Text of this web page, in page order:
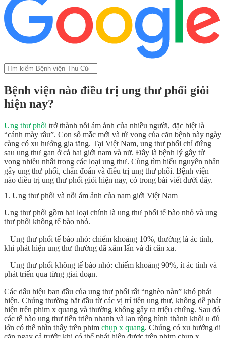
Bệnh viện nào điều trị ung thư phổi giỏi
hiện nay?
Ung thư phổi trở thành nỗi ám ảnh của nhiều người, đặc biệt là
“cánh mày râu”. Con số mắc mới và tử vong của căn bệnh này ngày
càng có xu hướng gia tăng. Tại Việt Nam, ung thư phổi chỉ đứng
sau ung thư gan ở cả hai giới nam và nữ. Đây là bệnh lý gây tử
vong nhiều nhất trong các loại ung thư. Cùng tìm hiểu nguyên nhân
gây ung thư phổi, chẩn đoán và điều trị ung thư phổi. Bệnh viện
nào điều trị ung thư phổi giỏi hiện nay, có trong bài viết dưới đây.
1. Ung thư phổi và nỗi ám ảnh của nam giới Việt Nam
Ung thư phổi gồm hai loại chính là ung thư phổi tế bào nhỏ và ung
thư phổi không tế bào nhỏ.
– Ung thư phổi tế bào nhỏ: chiếm khoảng 10%, thường là ác tính,
khi phát hiện ung thư thường đã xâm lấn và di căn xa.
– Ung thư phổi không tế bào nhỏ: chiếm khoảng 90%, ít ác tính và
phát triển qua từng giai đoạn.
Các dấu hiệu ban đầu của ung thư phổi rất “nghèo nàn” khó phát
hiện. Chúng thường bắt đầu từ các vị trí tiền ung thư, không dễ phát
hiện trên phim x quang và thường không gây ra triệu chứng. Sau đó
các tế bào ung thư tiến triển nhanh và lan rộng hình thành khối u đủ
lớn có thể nhìn thấy trên phim chụp x quang. Chúng có xu hướng di